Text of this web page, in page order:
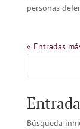
personas
« Entradas
Búsqueda